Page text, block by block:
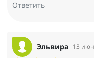
Ответить
Эльвира 13